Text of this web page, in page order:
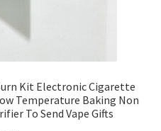
Kit Electronic Cigarette
Temperature Baking Non
To Send Vape Gifts